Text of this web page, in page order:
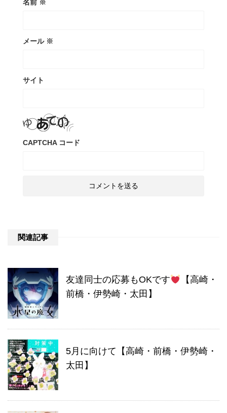
名前 ※
メール ※
サイト
CAPTCHA コード
関連記事
友達同士の応募もOKです
【高崎・
前橋・伊勢崎・太田】
5月に向けて【高崎・前橋・伊勢崎・
太田】